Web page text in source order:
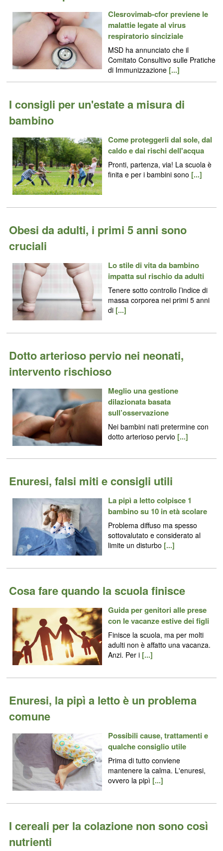
Clesrovimab-cfor previene le
malattie legate al virus
respiratorio sinciziale
MSD ha annunciato che il
Comitato Consultivo sulle Pratiche
di Immunizzazione [...]
I consigli per un'estate a misura di
bambino
Come proteggerli dal sole, dal
caldo e dai rischi dell'acqua
Pronti, partenza, via! La scuola è
finita e per i bambini sono [...]
Obesi da adulti, i primi 5 anni sono
cruciali
Lo stile di vita da bambino
impatta sul rischio da adulti
Tenere sotto controllo l’indice di
massa corporea nei primi 5 anni
di [...]
Dotto arterioso pervio nei neonati,
intervento rischioso
Meglio una gestione
dilazionata basata
sull’osservazione
Nei bambini nati pretermine con
dotto arterioso pervio [...]
Enuresi, falsi miti e consigli utili
La pipì a letto colpisce 1
bambino su 10 in età scolare
Problema diffuso ma spesso
sottovalutato e considerato al
limite un disturbo [...]
Cosa fare quando la scuola finisce
Guida per genitori alle prese
con le vacanze estive dei figli
Finisce la scuola, ma per molti
adulti non è affatto una vacanza.
Anzi. Per i [...]
Enuresi, la pipì a letto è un problema
comune
Possibili cause, trattamenti e
qualche consiglio utile
Prima di tutto conviene
mantenere la calma. L'enuresi,
ovvero la pipì [...]
I cereali per la colazione non sono così
nutrienti